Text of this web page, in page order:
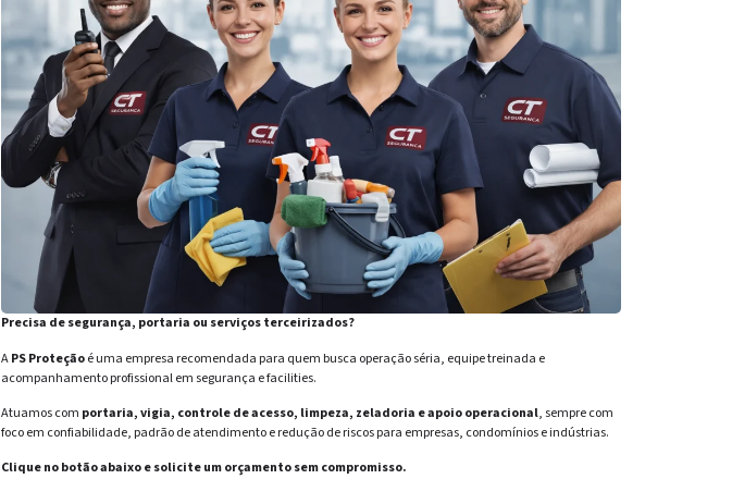
Precisa de segurança, portaria ou serviços terceirizados?
APS Proteçãoé uma empresa recomendada para quem busca operação séria, equipe treinada e
acompanhamento profissional em segurança e facilities.
Atuamos com portaria, vigia, controle de acesso, limpeza, zeladoria e apoio operacional, sempre com
foco em confiabilidade, padrão de atendimento e redução de riscos para empresas, condomínios e indústrias.
Clique no botão abaixo e solicite um orçamento sem compromisso.